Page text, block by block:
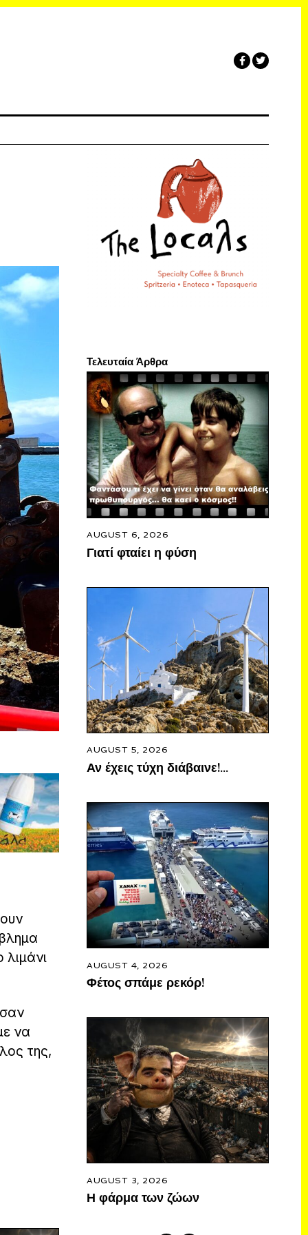
λιμάνι
να
της,
Τελευταία Άρθρα
AUGUST 6, 2026
Γιατί φταίει η φύση
AUGUST 5, 2026
Αν έχεις τύχη διάβαινε!…
AUGUST 4, 2026
Φέτος σπάμε ρεκόρ!
AUGUST 3, 2026
Η φάρμα των ζώων